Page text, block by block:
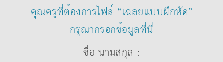
คุณครูที่ต้องการไฟล์ “เฉลยแบบฝึกหัด”
กรุณากรอกข้อมูลที่นี่
ชื่อ-นามสกุล :